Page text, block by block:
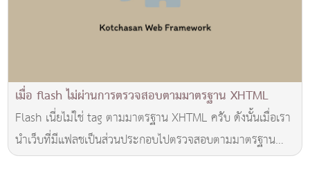
เมื่อ flash ไม่ผ่านการตรวจสอบตามมาตรฐาน XHTML
Flash เนี่ยไม่ใช่ tag ตามมาตรฐาน XHTML ครับ ดังนั้นเมื่อเรา
นำเว็บที่มีแฟลชเป็นส่วนประกอบไปตรวจสอบตามมาตรฐาน
XHTML มันก็จะไม่ผ่านครับ จริงๆแล้วมันมี..